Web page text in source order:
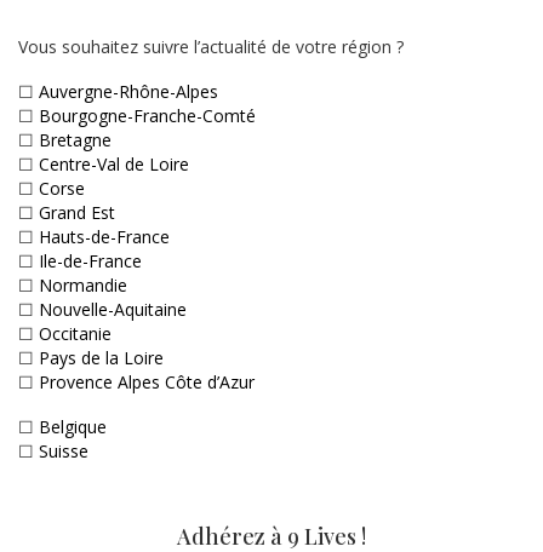
Vous souhaitez suivre l’actualité de votre région ?
☐ Auvergne-Rhône-Alpes
☐ Bourgogne-Franche-Comté
☐ Bretagne
☐ Centre-Val de Loire
☐ Corse
☐ Grand Est
☐ Hauts-de-France
☐ Ile-de-France
☐ Normandie
☐ Nouvelle-Aquitaine
☐ Occitanie
☐ Pays de la Loire
☐ Provence Alpes Côte d’Azur
☐ Belgique
☐ Suisse
Adhérez à 9 Lives !